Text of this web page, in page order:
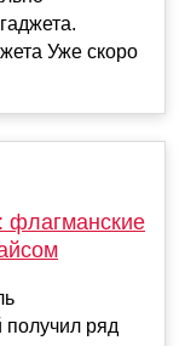
Уже скоро
флагманские
получил ряд